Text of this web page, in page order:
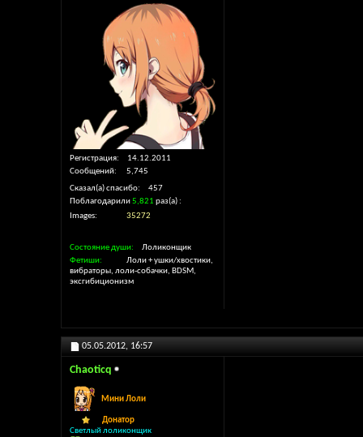
Регистрация
14.12.2011
Сообщений
5,745
Сказал(а) спасибо
457
Поблагодарили5,821 раз(а)
Images
35272
Состояние души
Лоликонщик
Фетиши
Лоли + ушки/хвостики,
вибраторы, лоли-собачки, BDSM,
эксгибиционизм
05.05.2012, 16:57
Chaoticq
Мини Лоли
Донатор
Светлый лоликонщик